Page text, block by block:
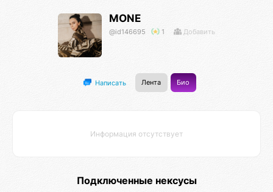
MONE
@id146695 1 Добавить
Написать Лента Био
Информация отсутствует
Подключенные нексусы